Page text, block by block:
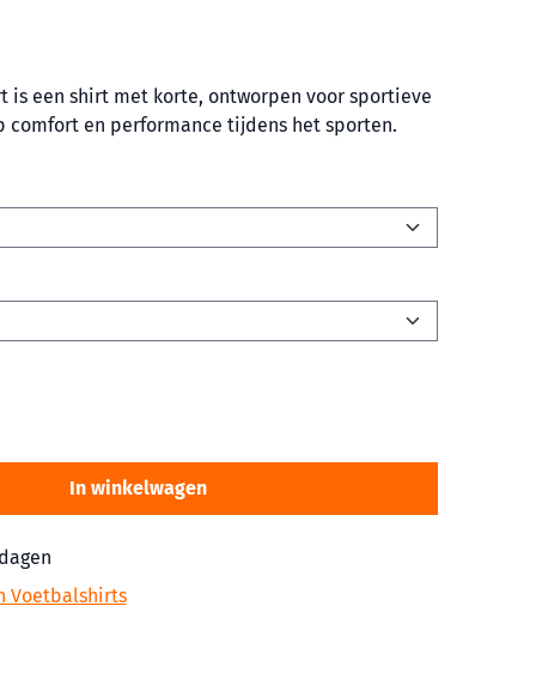
is een shirt met korte, ontworpen voor sportieve
en performance tijdens het sporten.
In winkelwagen
Voetbalshirts